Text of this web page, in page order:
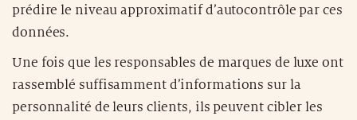
prédire le niveau approximatif d’autocontrôle par ces
données.
Une fois que les responsables de marques de luxe ont
rassemblé suffisamment d’informations sur la
personnalité de leurs clients, ils peuvent cibler les